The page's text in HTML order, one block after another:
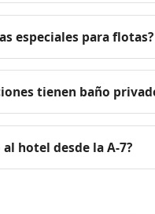
especiales para flotas?
tienen baño
hotel desde la A-7?